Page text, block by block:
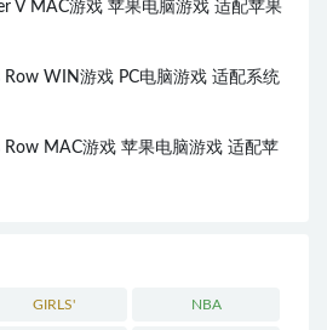
V MAC游戏 苹果电脑游戏 适配苹果
WIN游戏 PC电脑游戏 适配系统
MAC游戏 苹果电脑游戏 适配苹
GIRLS' NBA